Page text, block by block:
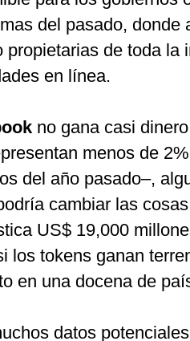
del pasado, donde
propietarias de toda la
en línea.
no gana casi
menos de
del año pasado–,
cambiar las
US$ 19,000
los tokens ganan
en una docena de
datos